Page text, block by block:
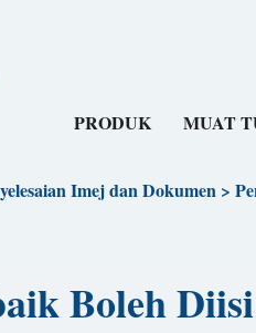
PRODUK MUAT
Imej dan Dokumen>
Boleh